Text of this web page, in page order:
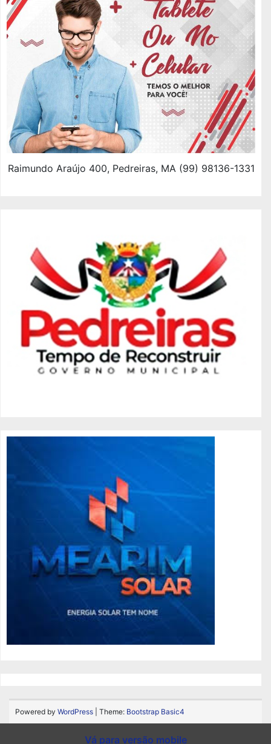
Raimundo Araújo 400, Pedreiras, MA (99) 98136-1331
Powered by WordPress | Theme: Bootstrap Basic4
Vá para versão mobile